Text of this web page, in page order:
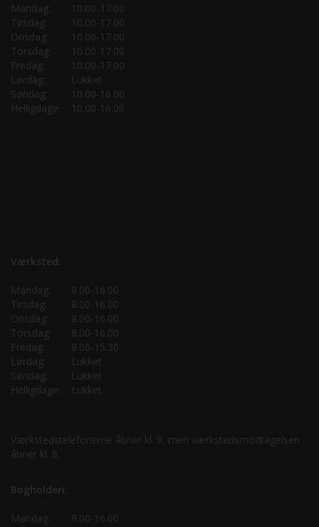
Mandag:
10.00-17.00
Tirsdag:
10.00-17.00
Onsdag:
10.00-17.00
Torsdag:
10.00-17.00
Fredag:
10.00-17.00
Lørdag:
Lukket
Søndag:
10.00-16.00
Helligdage:
10.00-16.00
Værksted:
Mandag:
8.00-16.00
Tirsdag:
8.00-16.00
Onsdag:
8.00-16.00
Torsdag:
8.00-16.00
Fredag:
8.00-15.30
Lørdag:
Lukket
Søndag:
Lukket
Helligdage:
Lukket
Værkstedstelefonerne åbner kl. 9, men værkstedsmodtagelsen
åbner kl. 8.
Bogholderi:
Mandag:
9.00-16.00